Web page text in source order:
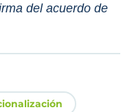
del acuerdo de